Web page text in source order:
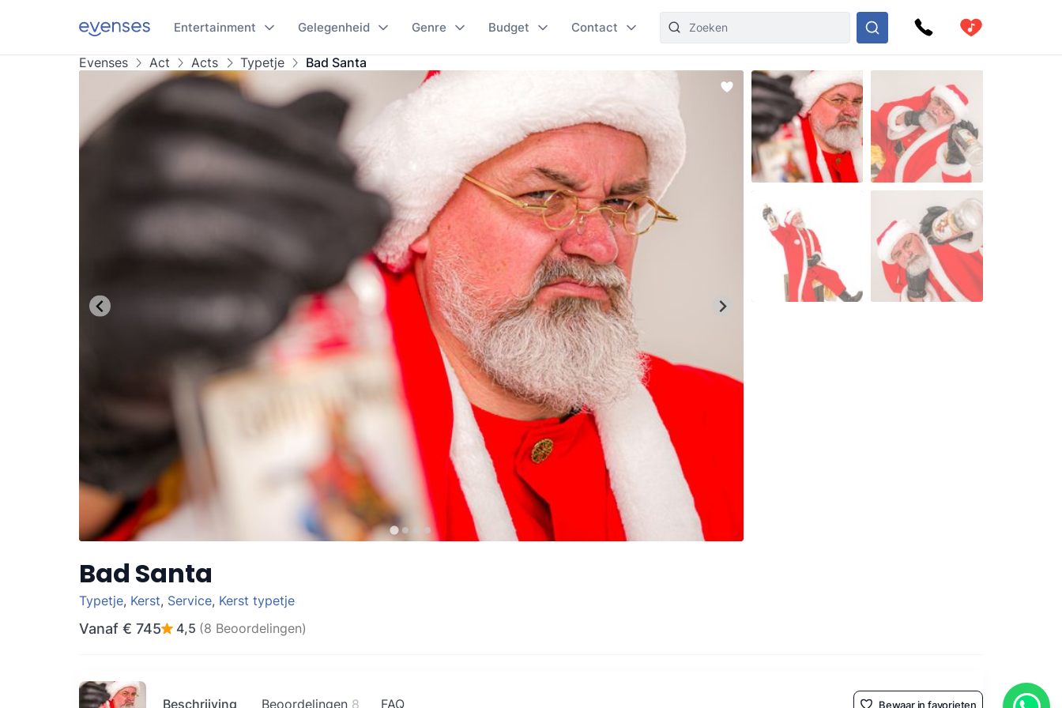
Entertainment Gelegenheid Genre Budget Contact
Evenses Act Acts Typetje Bad Santa
Bad Santa
Typetje, Kerst, Service, Kerst typetje
Vanaf € 745 4,5 (8 Beoordelingen)
Beschrijving Beoordelingen 8 FAQ Bewaar in favorieten